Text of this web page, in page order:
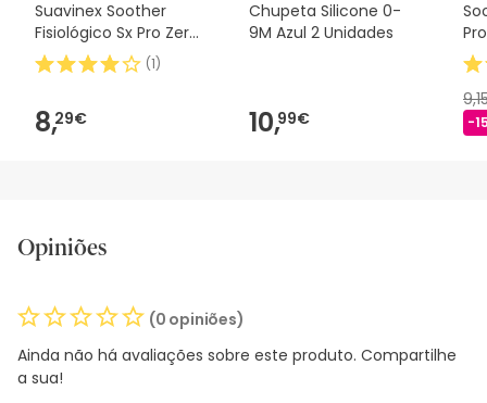
Suavinex Soother
Fisiológico Sx Pro Zero
2m 1 peça
(1)
8,29€
Chupeta Silicone 0-
9M Azul 2 Unidades
10,99€ -
Opiniões
(0 opiniões)
Ainda não há avaliações sobre este produto. Compartilhe
a sua!